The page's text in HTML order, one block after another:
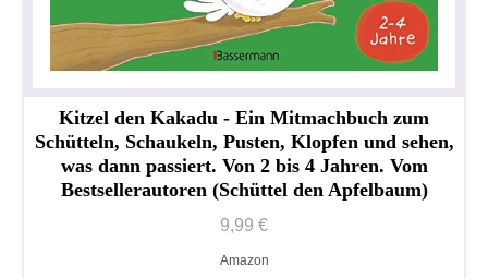
Kitzel den Kakadu - Ein Mitmachbuch zum
Schütteln, Schaukeln, Pusten, Klopfen und sehen,
was dann passiert. Von 2 bis 4 Jahren. Vom
Bestsellerautoren (Schüttel den Apfelbaum)
9,99 €
Amazon